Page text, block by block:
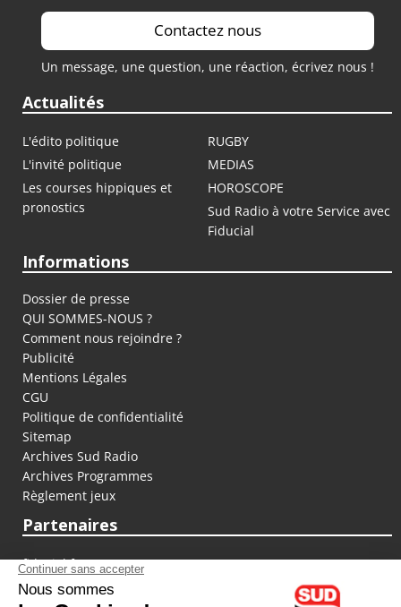
Contactez nous
Un message, une question, une réaction, écrivez nous !
Actualités
L'édito politique
RUGBY
L'invité politique
MEDIAS
Les courses hippiques et
pronostics
HOROSCOPE
Sud Radio à votre Service avec
Fiducial
Informations
Dossier de presse
QUI SOMMES-NOUS ?
Comment nous rejoindre ?
Publicité
Mentions Légales
CGU
Politique de confidentialité
Sitemap
Archives Sud Radio
Archives Programmes
Règlement jeux
Partenaires
fiducial.fr
lyoncapitale.fr